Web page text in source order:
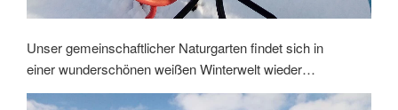
Unser gemeinschaftlicher Naturgarten findet sich in
einer wunderschönen weißen Winterwelt wieder…